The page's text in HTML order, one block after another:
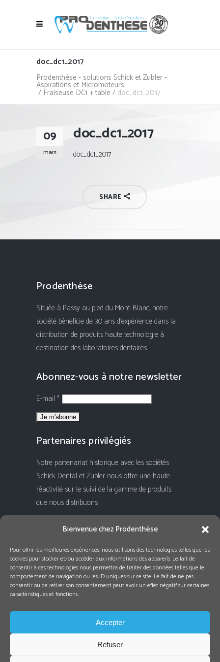
Bienvenue chez Prodenthèse
Pour offrir les meilleures expériences, nous utilisons des technologies telles que les
cookies pour stocker et/ou accéder aux informations des appareils. Le fait de
consentir à ces technologies nous permettra de traiter des données telles que le
comportement de navigation ou les ID uniques sur ce site. Le fait de ne pas
consentir ou de retirer son consentement peut avoir un effet négatif sur certaines
caractéristiques et fonctions.
Accepter
Refuser
doc_dc1_2017
Prodenthèse - solutions Schick et Zubler -
Aspirations et Micromoteurs
/ Fraiseuse DC1 + table/ doc_dc1_2017
09
mars
doc_dc1_2017
doc_dc1_2017
SHARE
Prodenthèse
Située à Passy au pied du Mont-Blanc, notre
société bénéficie de 30 ans d'expérience dans la
distribution de produits haute technologie à
destination des laboratoires dentaires.
Abonnez-vous à notre newsletter
E-mail *
Partenaires privilégiés
Notre partenariat historique avec les sociétés
Schick Dental et Zubler nous offre une haute
réactivité sur le suivi de la gamme de produits
que nous distribuons.
Rejoignez-nous !